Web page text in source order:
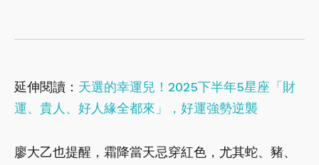
延伸閱讀： 天選的幸運兒！2025下半年5星座「財
運、貴人、好人緣全都來」，好運強勢逆襲
廖大乙也提醒，霜降當天忌穿紅色，尤其蛇、豬、